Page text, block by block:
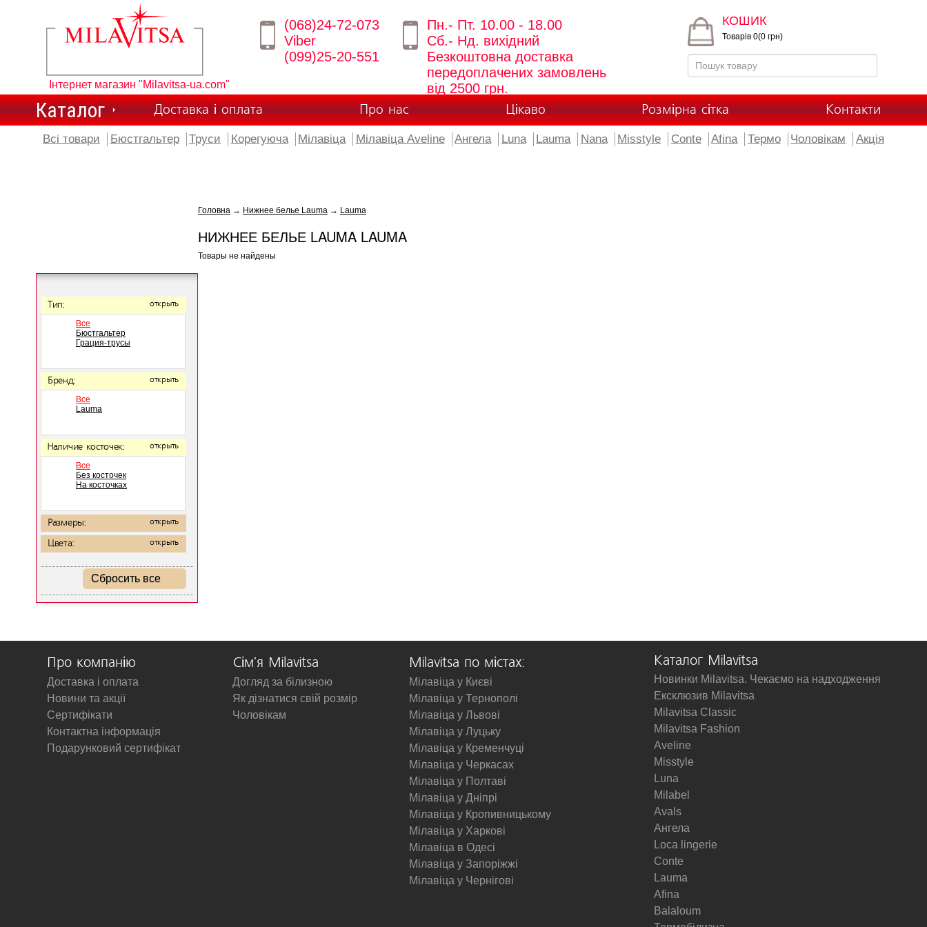
Інтернет магазин "Milavitsa-ua.com"
(068)24-72-073
Viber
(099)25-20-551
Пн.- Пт. 10.00 - 18.00
Сб.- Нд. вихідний
Безкоштовна доставка
передоплачених замовлень
від 2500 грн.
КОШИК
Товарів 0(0 грн)
Каталог Доставка і оплата Про нас Цікаво Розмірна сітка Контакти
Всі товари Бюстгальтер Труси Корегуюча Мілавіца Мілавіца Aveline Ангела Luna Lauma Nana Misstyle Conte Afina Термо Чоловікам Акція
Тип: открыть
Все
Бюстгальтер
Грация-трусы
Бренд: открыть
Все
Lauma
Наличие косточек: открыть
Все
Без косточек
На косточках
Размеры: открыть
Цвета: открыть
Сбросить все
Головна → Нижнее белье Lauma → Lauma
НИЖНЕЕ БЕЛЬЕ LAUMA LAUMA
Товары не найдены
Про компанію
Доставка і оплата
Новини та акції
Сертифікати
Контактна інформація
Подарунковий сертифікат
Сім'я Milavitsa
Догляд за білизною
Як дізнатися свій розмір
Чоловікам
Milavitsa по містах:
Мілавіца у Києві
Мілавіца у Тернополі
Мілавіца у Львові
Мілавіца у Луцьку
Мілавіца у Кременчуці
Мілавіца у Черкасах
Мілавіца у Полтаві
Мілавіца у Дніпрі
Мілавіца у Кропивницькому
Мілавіца у Харкові
Мілавіца в Одесі
Мілавіца у Запоріжжі
Мілавіца у Чернігові
Каталог Milavitsa
Новинки Milavitsa. Чекаємо на надходження
Ексклюзив Milavitsa
Milavitsa Classic
Milavitsa Fashion
Aveline
Misstyle
Luna
Milabel
Avals
Ангела
Loca lingerie
Conte
Lauma
Afina
Balaloum